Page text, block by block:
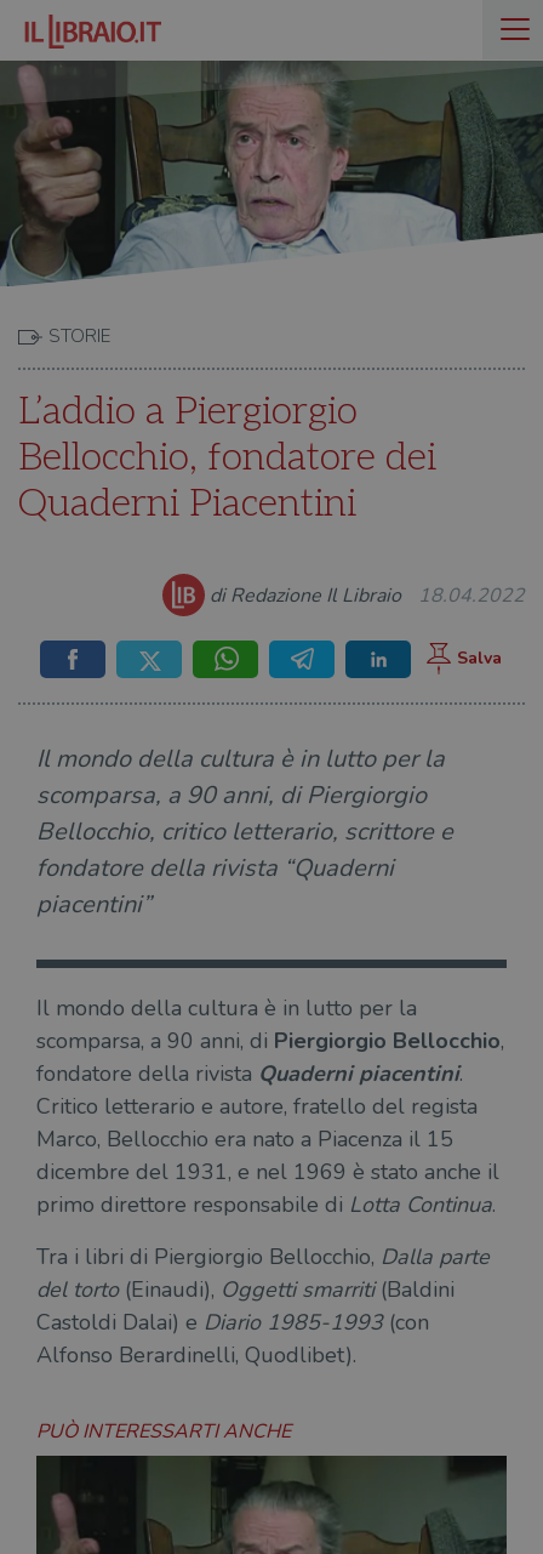
STORIE
L’addio a Piergiorgio
Bellocchio, fondatore dei
Quaderni Piacentini
di Redazione Il Libraio 18.04.2022
Il mondo della cultura è in lutto per la
scomparsa, a 90 anni, di Piergiorgio
Bellocchio, critico letterario, scrittore e
fondatore della rivista “Quaderni
piacentini”
Il mondo della cultura è in lutto per la
scomparsa, a 90 anni, di Piergiorgio Bellocchio,
fondatore della rivista Quaderni piacentini.
Critico letterario e autore, fratello del regista
Marco, Bellocchio era nato a Piacenza il 15
dicembre del 1931, e nel 1969 è stato anche il
primo direttore responsabile di Lotta Continua.
Tra i libri di Piergiorgio Bellocchio, Dalla parte
del torto(Einaudi), Oggetti smarriti(Baldini
Castoldi Dalai) e Diario 1985-1993(con
Alfonso Berardinelli, Quodlibet).
PUÒ INTERESSARTI ANCHE